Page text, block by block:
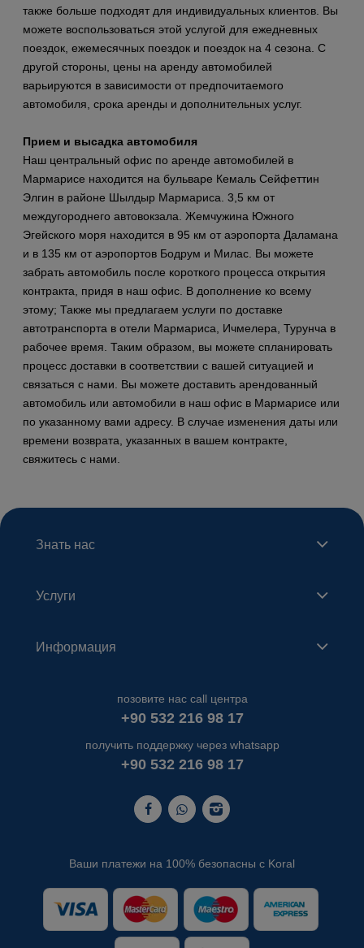
также больше подходят для индивидуальных клиентов. Вы
можете воспользоваться этой услугой для ежедневных
поездок, ежемесячных поездок и поездок на 4 сезона. С
другой стороны, цены на аренду автомобилей
варьируются в зависимости от предпочитаемого
автомобиля, срока аренды и дополнительных услуг.
Прием и высадка автомобиля
Наш центральный офис по аренде автомобилей в
Мармарисе находится на бульваре Кемаль Сейфеттин
Элгин в районе Шылдыр Мармариса. 3,5 км от
междугороднего автовокзала. Жемчужина Южного
Эгейского моря находится в 95 км от аэропорта Даламана
и в 135 км от аэропортов Бодрум и Милас. Вы можете
забрать автомобиль после короткого процесса открытия
контракта, придя в наш офис. В дополнение ко всему
этому; Также мы предлагаем услуги по доставке
автотранспорта в отели Мармариса, Ичмелера, Турунча в
рабочее время. Таким образом, вы можете спланировать
процесс доставки в соответствии с вашей ситуацией и
связаться с нами. Вы можете доставить арендованный
автомобиль или автомобили в наш офис в Мармарисе или
по указанному вами адресу. В случае изменения даты или
времени возврата, указанных в вашем контракте,
свяжитесь с нами.
Знать нас
Услуги
Информация
позовите нас call центра
+90 532 216 98 17
получить поддержку через whatsapp
+90 532 216 98 17
Ваши платежи на 100% безопасны с Koral